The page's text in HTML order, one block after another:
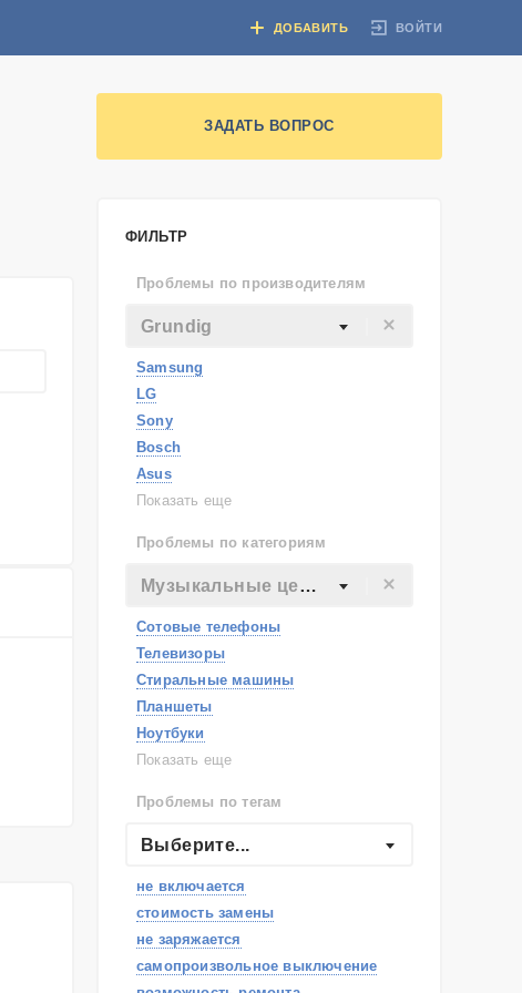
ВОЙТИ
ДОБАВИТЬ
ЗАДАТЬ ВОПРОС
ФИЛЬТР
Проблемы по производителям
Grundig
Samsung
LG
Sony
Bosch
Asus
Lenovo
Apple
Indesit
Показать еще
Проблемы по категориям
Музыкальные центры
Сотовые телефоны
Телевизоры
Стиральные машины
Планшеты
Ноутбуки
Холодильники
Посудомоечные машины
Наушники
Показать еще
Проблемы по тегам
Выберите...
не включается
стоимость замены
не заряжается
самопроизвольное выключение